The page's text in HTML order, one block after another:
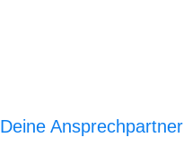
Deine Ansprechpartner